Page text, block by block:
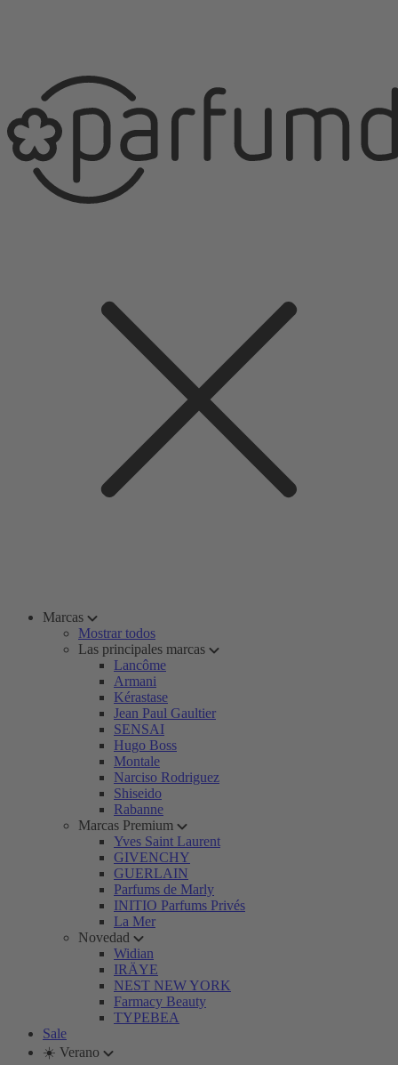
Marcas
Mostrar todos
Las principales marcas
Lancôme
Armani
Kérastase
Jean Paul Gaultier
SENSAI
Hugo Boss
Montale
Narciso Rodriguez
Shiseido
Rabanne
Marcas Premium
Yves Saint Laurent
GIVENCHY
GUERLAIN
Parfums de Marly
INITIO Parfums Privés
La Mer
Novedad
Widian
IRÄYE
NEST NEW YORK
Farmacy Beauty
TYPEBEA
Sale
☀️ Verano